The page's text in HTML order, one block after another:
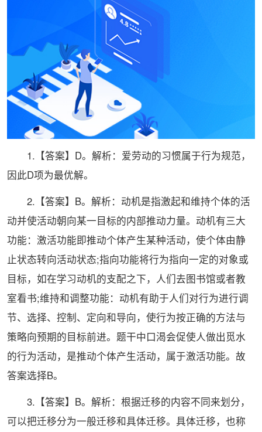
1.【答案】D。解析：爱劳动的习惯属于行为规范，
因此D项为最优解。
2.【答案】B。解析：动机是指激起和维持个体的活
动并使活动朝向某一目标的内部推动力量。动机有三大
功能：激活功能即推动个体产生某种活动，使个体由静
止状态转向活动状态;指向功能将行为指向一定的对象或
目标，如在学习动机的支配之下，人们去图书馆或者教
室看书;维持和调整功能：动机有助于人们对行为进行调
节、选择、控制、定向和导向，使行为按正确的方法与
策略向预期的目标前进。题干中口渴会促使人做出觅水
的行为活动，是推动个体产生活动，属于激活功能。故
答案选择B。
3.【答案】B。解析：根据迁移的内容不同来划分，
可以把迁移分为一般迁移和具体迁移。具体迁移，也称